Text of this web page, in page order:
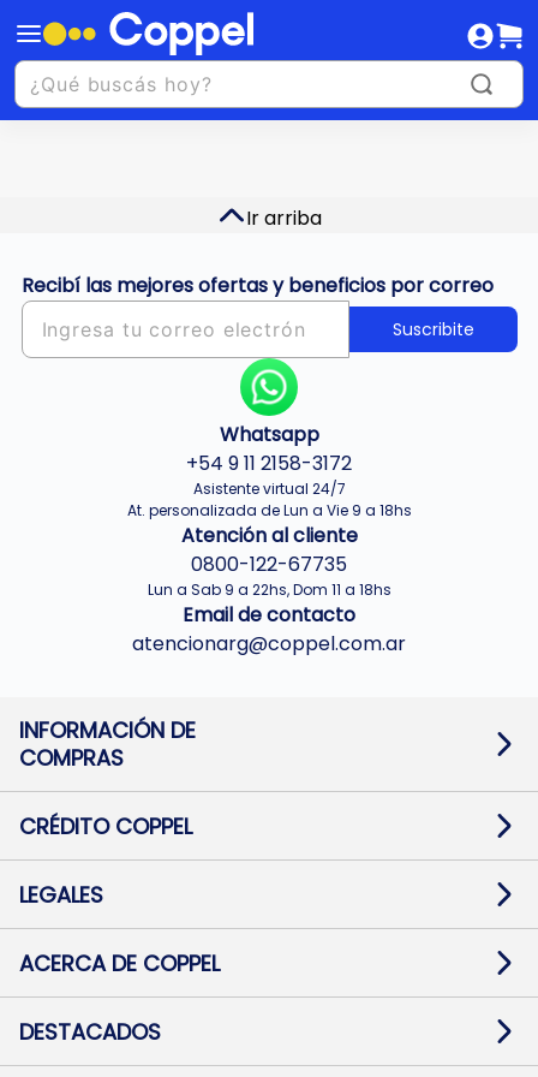
Ir arriba
Recibí las mejores ofertas y beneficios por correo
Suscribite
Whatsapp
+54 9 11 2158-3172
Asistente virtual 24/7
At. personalizada de Lun a Vie 9 a 18hs
Atención al cliente
0800-122-67735
Lun a Sab 9 a 22hs, Dom 11 a 18hs
Email de contacto
atencionarg@coppel.com.ar
INFORMACIÓN DE
COMPRAS
Términos y condiciones
Botón de arrepentimiento
Mapa de sitio
CRÉDITO COPPEL
Solicitar Crédito
Medios de Pago
Pago Fácil Online
LEGALES
Baja contratos
Defensa al consumidor CABA
ACERCA DE COPPEL
Trabajá con Nosotros
Preguntas Frecuentes
DESTACADOS